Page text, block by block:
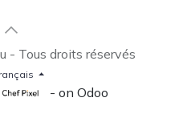
- Tous droits réservés
- on Odoo